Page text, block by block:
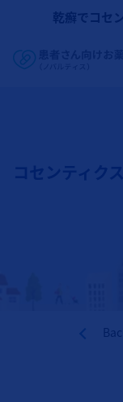
乾癬でコセ
Site Logo